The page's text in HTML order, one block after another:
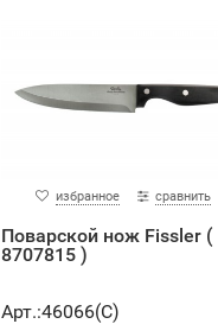
избранное сравнить
Поварской нож Fissler (
8707815 )
Арт.:46066(C)